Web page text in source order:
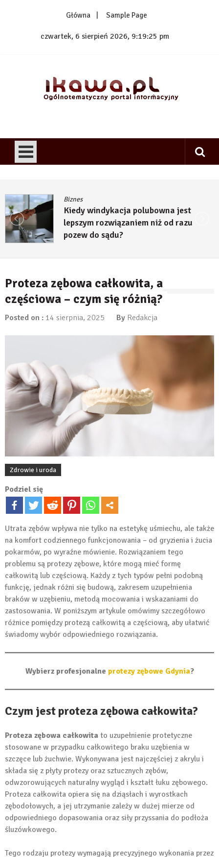
Główna Sample Page
czwartek, 6 sierpień 2026, 9:19:25 pm
Biznes
Kiedy windykacja polubowna jest
lepszym rozwiązaniem niż od razu
pozew do sądu?
Proteza zębowa całkowita, a
częściowa – czym się różnią?
Posted on : 14 sierpnia, 2025 By Redakcja
Zdrowie i uroda
Podziel się
Utrata zębów wpływa nie tylko na estetykę uśmiechu, ale także
na komfort codziennego funkcjonowania – od gryzienia i żucia
pokarmów, po wyraźne mówienie. Rozwiązaniem tego
problemu są protezy zębowe, które mogą mieć formę
całkowitą lub częściową. Każdy z tych typów pełni podobną
funkcję, jednak różni się budową, zakresem uzupełnienia
braków w uzębieniu, metodą mocowania i wskazaniami do
zastosowania. W poniższym artykule omówimy szczegółowo
różnice pomiędzy protezą całkowitą a częściową, aby ułatwić
świadomy wybór odpowiedniego rozwiązania.
Wybierz profesjonalne protezy zębowe Gdynia?
Czym jest proteza zębowa całkowita?
Proteza zębowa całkowita to uzupełnienie protetyczne
stosowane w przypadku całkowitego braku uzębienia w
szczęce lub żuchwie. Wykonywana jest najczęściej z akrylu i
składa się z płyty protezy oraz sztucznych zębów,
odwzorowujących naturalny wygląd i kształt łuku zębowego.
Proteza całkowita opiera się na dziąsłach i wyrostkach
zębodołowych, a jej utrzymanie zależy w dużej mierze od
odpowiedniego dopasowania oraz siły przyssania do podłoża
śluzówkowego.
Tego rodzaju protezy wymagają precyzyjnego wykonania przez